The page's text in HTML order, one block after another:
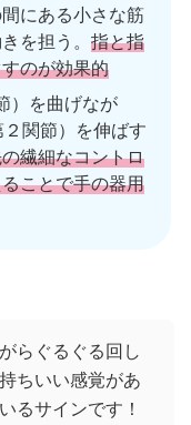
にある小さな筋
を担う。 指と指
のが効果的
を曲げなが
関節）を伸ばす
繊細なコントロ
ことで手の器用
らぐるぐる回し
ちいい感覚があ
るサインです！